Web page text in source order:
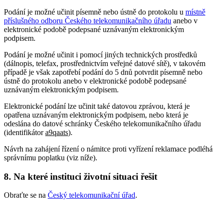
Podání je možné učinit písemně nebo ústně do protokolu u místně
příslušného odboru Českého telekomunikačního úřadu anebo v
elektronické podobě podepsané uznávaným elektronickým
podpisem.
Podání je možné učinit i pomocí jiných technických prostředků
(dálnopis, telefax, prostřednictvím veřejné datové sítě), v takovém
případě je však zapotřebí podání do 5 dnů potvrdit písemně nebo
ústně do protokolu anebo v elektronické podobě podepsané
uznávaným elektronickým podpisem.
Elektronické podání lze učinit také datovou zprávou, která je
opatřena uznávaným elektronickým podpisem, nebo která je
odeslána do datové schránky Českého telekomunikačního úřadu
(identifikátora9qaats).
Návrh na zahájení řízení o námitce proti vyřízení reklamace podléhá
správnímu poplatku (viz níže).
8. Na které instituci životní situaci řešit
Obraťte se na Český telekomunikační úřad.